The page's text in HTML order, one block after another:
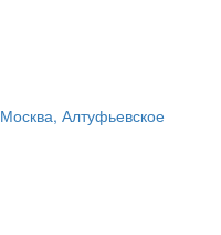
Москва, Алтуфьевское